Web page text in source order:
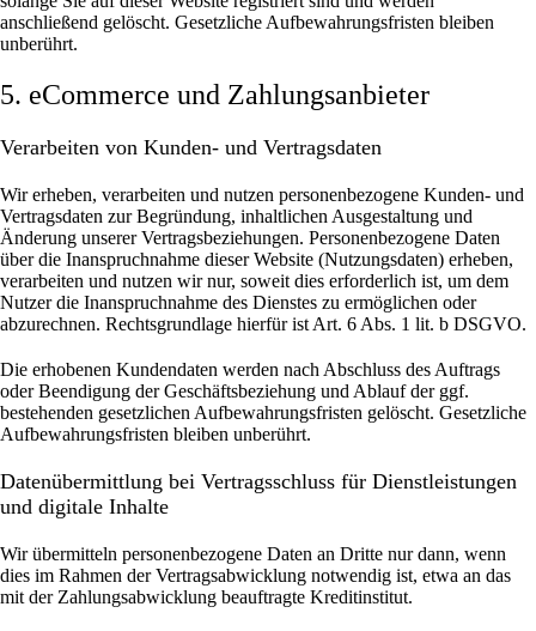
anschließend gelöscht. Gesetzliche Aufbewahrungsfristen bleiben
unberührt.
5. eCommerce und Zahlungs­anbieter
Verarbeiten von Kunden- und Vertragsdaten
Wir erheben, verarbeiten und nutzen personenbezogene Kunden- und
Vertragsdaten zur Begründung, inhaltlichen Ausgestaltung und
Änderung unserer Vertragsbeziehungen. Personenbezogene Daten
über die Inanspruchnahme dieser Website (Nutzungsdaten) erheben,
verarbeiten und nutzen wir nur, soweit dies erforderlich ist, um dem
Nutzer die Inanspruchnahme des Dienstes zu ermöglichen oder
abzurechnen. Rechtsgrundlage hierfür ist Art. 6 Abs. 1 lit. b DSGVO.
Die erhobenen Kundendaten werden nach Abschluss des Auftrags
oder Beendigung der Geschäftsbeziehung und Ablauf der ggf.
bestehenden gesetzlichen Aufbewahrungsfristen gelöscht. Gesetzliche
Aufbewahrungsfristen bleiben unberührt.
Daten­übermittlung bei Vertragsschluss für Dienstleistungen
und digitale Inhalte
Wir übermitteln personenbezogene Daten an Dritte nur dann, wenn
dies im Rahmen der Vertragsabwicklung notwendig ist, etwa an das
mit der Zahlungsabwicklung beauftragte Kreditinstitut.